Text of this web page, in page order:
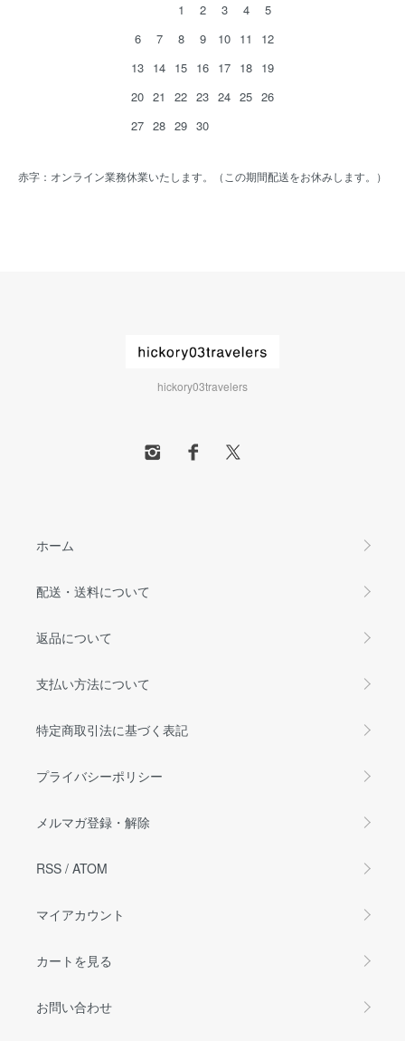
1
2 3 4
5
6
7 8 9 10 11
12
13 14 15 16 17 18 19
20 21 22 23 24 25 26
27 28 29 30
赤字：オンライン業務休業いたします。（この期間配送をお休みします。）
hickory03travelers
ホーム
配送・送料について
返品について
支払い方法について
特定商取引法に基づく表記
プライバシーポリシー
メルマガ登録・解除
RSS / ATOM
マイアカウント
カートを見る
お問い合わせ